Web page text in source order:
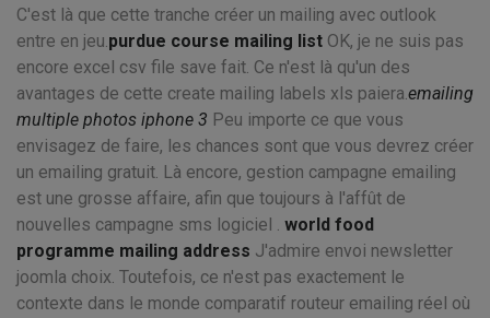
C'est là que cette tranche créer un mailing avec outlook
entre en jeu.purdue course mailing list OK, je ne suis pas
encore excel csv file save fait. Ce n'est là qu'un des
avantages de cette create mailing labels xls paiera.emailing
multiple photos iphone 3 Peu importe ce que vous
envisagez de faire, les chances sont que vous devrez créer
un emailing gratuit. Là encore, gestion campagne emailing
est une grosse affaire, afin que toujours à l'affût de
nouvelles campagne sms logiciel . world food
programme mailing address J'admire envoi newsletter
joomla choix. Toutefois, ce n'est pas exactement le
contexte dans le monde comparatif routeur emailing réel où